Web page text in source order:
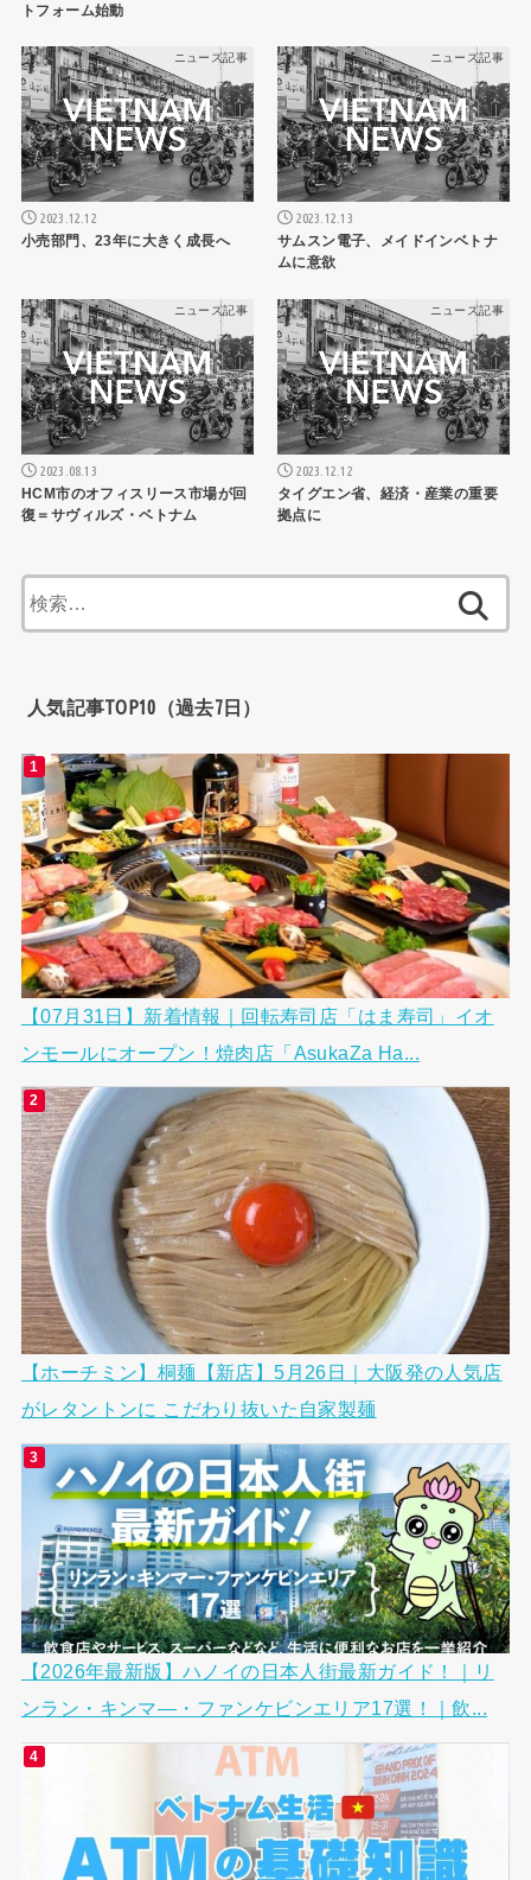
トフォーム始動
ニュース記事
2023.12.12
小売部門、23年に大きく成長へ
ニュース記事
2023.12.13
サムスン電子、メイドインベトナ
ムに意欲
ニュース記事
2023.08.13
HCM市のオフィスリース市場が回
復＝サヴィルズ・ベトナム
ニュース記事
2023.12.12
タイグエン省、経済・産業の重要
拠点に
索:
人気記事TOP10（過去7日）
【07月31日】新着情報｜回転寿司店「はま寿司」イオ
ンモールにオープン！焼肉店「AsukaZa Ha...
【ホーチミン】桐麺【新店】5月26日｜大阪発の人気店
がレタントンに こだわり抜いた自家製麺
【2026年最新版】ハノイの日本人街最新ガイド！｜リ
ンラン・キンマ―・ファンケビンエリア17選！｜飲...